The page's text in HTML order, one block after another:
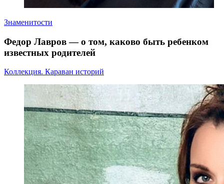
Знаменитости
Федор Лавров — о том, каково быть ребенком
известных родителей
Коллекция. Караван историй